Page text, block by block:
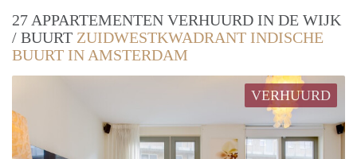
27 APPARTEMENTEN VERHUURD IN DE WIJK
/ BUURT ZUIDWESTKWADRANT INDISCHE
BUURT IN AMSTERDAM
VERHUURD